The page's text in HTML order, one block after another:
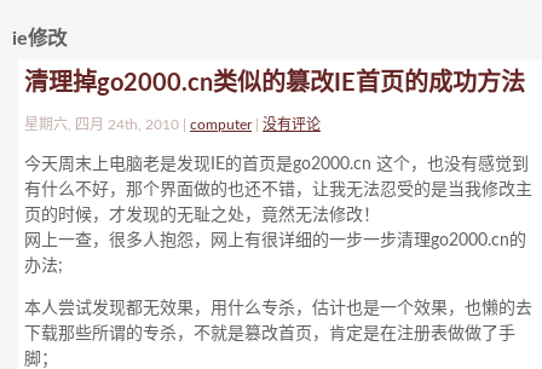
ie修改
清理掉go2000.cn类似的篡改IE首页的成功方法
星期六, 四月 24th, 2010 | computer| 没有评论
今天周末上电脑老是发现IE的首页是go2000.cn 这个，也没有感觉到
有什么不好，那个界面做的也还不错，让我无法忍受的是当我修改主
页的时候，才发现的无耻之处，竟然无法修改！
网上一查，很多人抱怨，网上有很详细的一步一步清理go2000.cn的
办法;
本人尝试发现都无效果，用什么专杀，估计也是一个效果，也懒的去
下载那些所谓的专杀，不就是篡改首页，肯定是在注册表做做了手
脚；